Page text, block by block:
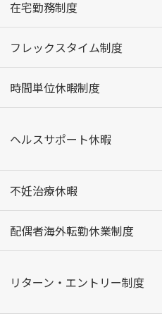
在宅勤務制度
フレックスタイム制度
時間単位休暇制度
ヘルスサポート休暇
不妊治療休暇
配偶者海外転勤休業制度
リターン・エントリー制度